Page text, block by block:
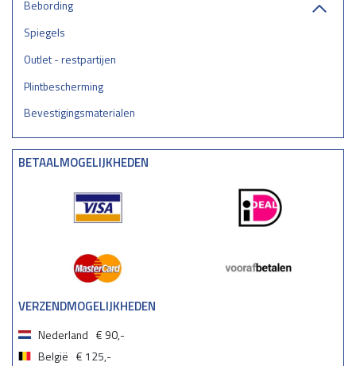
Bebording
Spiegels
Outlet - restpartijen
Plintbescherming
Bevestigingsmaterialen
BETAALMOGELIJKHEDEN
VERZENDMOGELIJKHEDEN
Nederland € 90,-
België € 125,-